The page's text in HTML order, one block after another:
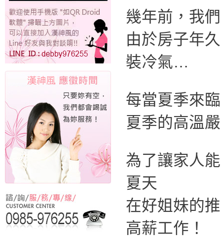
幾年前，我
由於房子年
裝冷氣…
每當夏季來
夏季的高溫
為了讓家人
夏天
在好姐妹的
高薪工作！